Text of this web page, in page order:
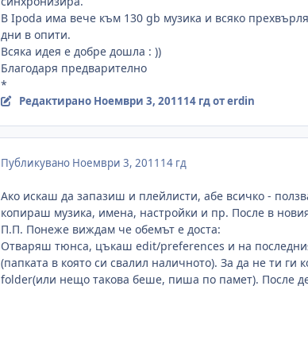
В Ipoda има вече към 130 gb музика и всяко
дни в опити.
Всяка идея е добре дошла : ))
Благодаря предварително
*
Редактирано Ноември 3, 201114 гдот erdin
Публикувано Ноември 3, 2011 14 гд
Ако искаш да запазиш и плейлисти, абе всичко -
копираш музика, имена, настройки и пр. После в
П.П. Понеже виждам че обемът е доста:
Отваряш тюнса, цъкаш edit/preferences и на
(папката в която си свалил наличното). За да не ти
folder(или нещо такова беше, пиша по памет). После